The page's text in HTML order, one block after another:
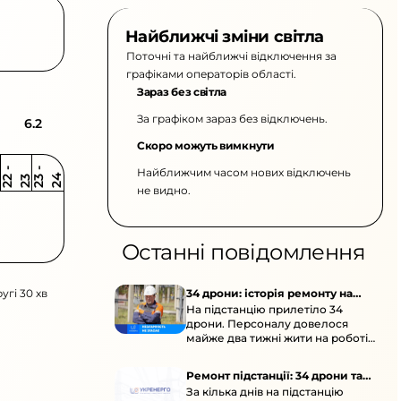
6.2
2 2
-
2 3 2 3
-
2 4
30 хв
Найближчі зміни світла
Поточні та найближчі відключення за
графіками операторів області.
Зараз без світла
За графіком зараз без відключень.
Скоро можуть вимкнути
Найближчим часом нових відключень
не видно.
Останні повідомлення
34 дрони: історія ремонту на
підстанції
На підстанцію прилетіло 34
дрони. Персоналу довелося
майже два тижні жити на роботі
Ремонт підстанції: 34 дрони та
окупація
За кілька днів на підстанцію